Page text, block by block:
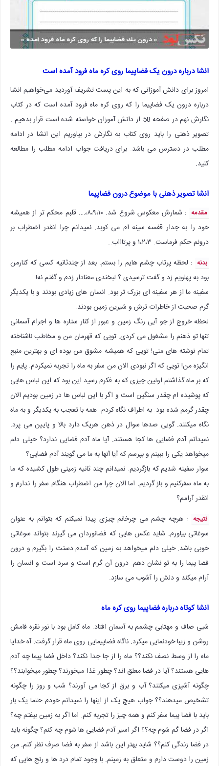
انشا درباره درون یک فضاپیما روی کره ماه فرود آمده است
امروز برای دانش آموزانی که به این پست تشریف آوردید می‌خواهیم انشا
درباره درون یک فضاپیما را که روی کره ماه فرود آمده است که در کتاب
نگارش نهم در صفحه 58 از دانش آموزان خواسته شده است قرار بدهیم .
تصویر ذهنی را باید روی کتاب به نگارش در بیاوریم این انشا در ادامه
مطلب در دسترس می باشد. برای دریافت جواب ادامه مطلب را مطالعه
کنید.
انشا تصویر ذهنی با موضوع درون فضاپیما
مقدمه
: شمارش معکوس شروع شد. ۸،۹،۱۰،…. قلبم محکم تر از همیشه
خود را به جدار قفسه سینه ام می کوبد. نمیدانم چرا انقدر اضطراب بر
درونم حکم فرماست. ۱،۲،۳ و پرتاااب…
بدنه : لحظه پرتاب چشم هایم را بستم. بعد از چندثانیه کسی که کنارمن
بود به پهلویم زد و گفت ترسیدی ؟ لبخندی معنادار زدم و گفتم نه!
سفینه ما از هر سفینه ای بزرک تر بود. انسان های زیادی بودند و با یکدیگر
گرم صحبت از خاطرات ترش و شیرین زمین بودند.
لحظه خروج از جو آبی رنگ زمین و عبور از کنار ستاره ها و اجرام آسمانی
تنها تو ذهنم را مشغول می کردی. تویی که قهرمان من و مخاطب ناشناخته
تمام نوشته های منی! تویی که همیشه مشوق من بوده ای و بهترین منبع
انگیزه من! تویی که اگر نبودی الان من سفر به ماه را تجربه نمیکردم. پایم را
که بر ماه گذاشتم اولین چیزی که به فکرم رسید این بود که این لباس هایی
که پوشیده ام چقدر سنگین است و اگر با این لباس ها در زمین بودیم الان
چقدر گرمم شده بود. به اطراف نگاه کردم. همه با تعجب به یکدیگر و به ماه
نگاه میکنند. گویی صدها سوال در ذهن هریک دارد بالا و پایین می پرد.
نمیدانم آدم فضایی ها کجا هستند. آیا ماه آدم فضایی ندارد؟ خیلی دلم
میخواهد یکی را ببینم و بپرسم که آیا آنها به ما می گویند آدم فضایی؟
سوار سفینه شدیم که بازگردیم. نمیدانم چند ثانیه زمینی طول کشیده که ما
به ماه سفرکنیم و باز گردیم. اما الان چرا من اضطراب هنگام سفر را ندارم و
انقدر آرامم؟
نتیجه : هرچه چشم می چرخانم چیزی پیدا نمیکنم که بتوانم به عنوان
سوغاتی بیاورم. شاید عکس هایی که فضانوردان می گیرند بتواند سوغاتی
خوبی باشد. خیلی دلم میخواهد به زمین که آمدم دستت را بگیرم و درون
فضا پیما را به تو نشان دهم. درون آن گرم است و سرد است و انسان را
آرام میکند و دلش را آشوب می سازد.
انشا کوتاه درباره فضاپیما روی کره ماه
شبی صاف و مهتابی چشمم به آسمان افتاد. ماه کامل بود با نور نقره فامش
روشن و زیبا خودنمایی میکرد. ناگاه فضاپیمایی روی ماه قرار گرفت. آه خدایا
ماه را از وسط نصف نکند؟؟ ماه را از جا جدا نکند؟ داخل فضا پیما چه آدم
هایی هستند؟ آیا در فضا معلق اند؟ چطور غذا میخورند؟ چطور میخوابند؟؟
چگونه آشپزی میکنند؟ آب و برق از کجا می آورند؟ شب و روز را چگونه
تشخیص میدهند؟؟ جواب هیچ یک از اینها را نمیدانم خودم حتما یک بار
باید با فضا پیما سفر کنم و همه چیز را تجربه کنم. اما اگر به زمین بیفتم چه؟
اگر در فضا گم شوم چه؟؟ اگر اسیر آدم فضایی ها شوم چه کنم؟ چگونه باید
در فضا زندگی کنم؟؟ شاید بهتر این باشد از سفر به فضا صرف نظر کنم. من
زمین را دوست دارم و متعلق به زمینم. با وجود تمام درد ها و رنج هایی که